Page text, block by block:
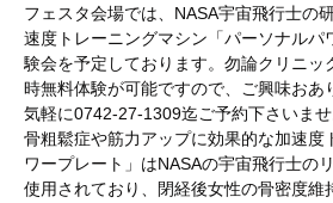
フェスタ会場では、NASA宇宙飛行士の
速度トレーニングマシン「パーソナルパ
験会を予定しております。勿論クリニッ
時無料体験が可能ですので、ご興味おあ
気軽に0742-27-1309迄ご予約下さいませ
骨粗鬆症や筋力アップに効果的な加速度
ワープレート」はNASAの宇宙飛行士の
使用されており、閉経後女性の骨密度維